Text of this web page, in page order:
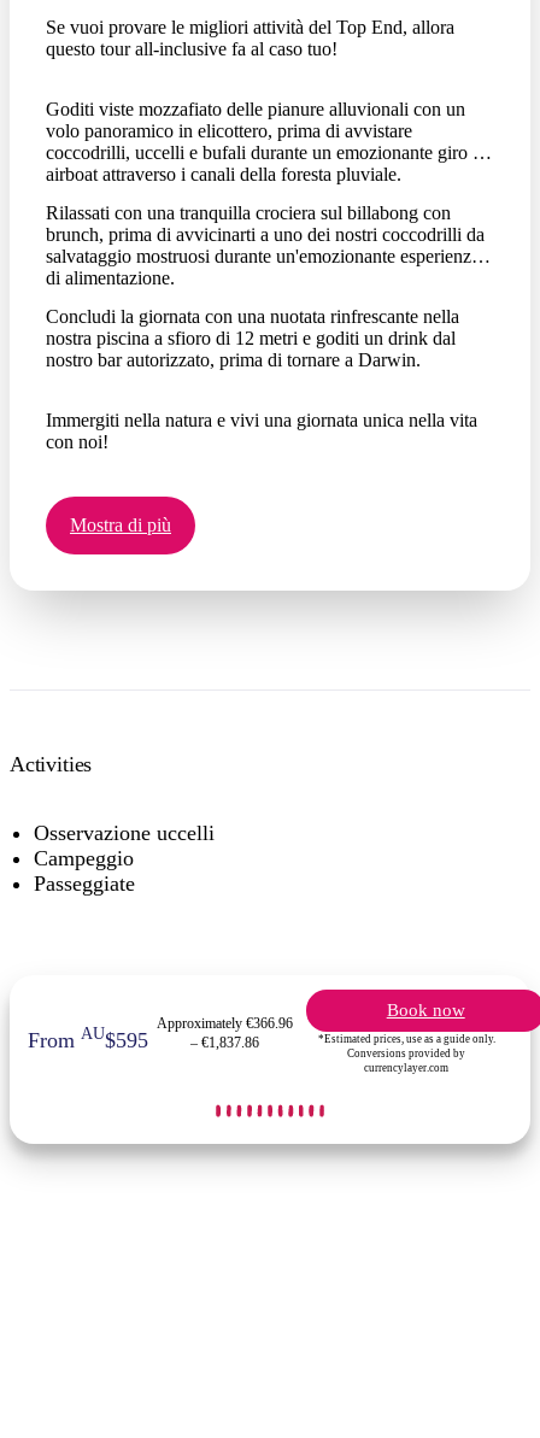
Se vuoi provare le migliori attività del Top End, allora
questo tour all-inclusive fa al caso tuo!
Goditi viste mozzafiato delle pianure alluvionali con un
volo panoramico in elicottero, prima di avvistare
coccodrilli, uccelli e bufali durante un emozionante giro in
airboat attraverso i canali della foresta pluviale.
Rilassati con una tranquilla crociera sul billabong con
brunch, prima di avvicinarti a uno dei nostri coccodrilli da
salvataggio mostruosi durante un'emozionante esperienza
di alimentazione.
Concludi la giornata con una nuotata rinfrescante nella
nostra piscina a sfioro di 12 metri e goditi un drink dal
nostro bar autorizzato, prima di tornare a Darwin.
Immergiti nella natura e vivi una giornata unica nella vita
con noi!
Mostra di più
Activities
Osservazione uccelli
Campeggio
Passeggiate
FromAU$595
Approximately €366.96
– €1,837.86
Book now
*Estimated prices, use as a guide only.
Conversions provided by
currencylayer.com